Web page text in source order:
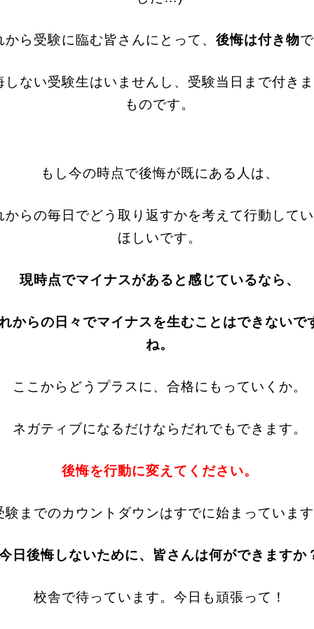
から受験に臨む皆さんにとって、 後悔は付き物
しない受験生はいませんし、受験当日まで付きま
ものです。
もし今の時点で後悔が既にある人は、
からの毎日でどう取り返すかを考えて行動して
ほしいです。
現時点でマイナスがあると感じているなら、
からの日々でマイナスを生むことはできないで
ね。
ここからどうプラスに、合格にもっていくか。
ネガティブになるだけならだれでもできます。
後悔を行動に変えてください。
験までのカウントダウンはすでに始まっています
日後悔しないために、皆さんは何ができますか
校舎で待っています。今日も頑張って！